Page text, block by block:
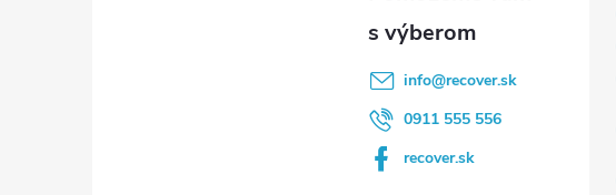
info@recover.sk
0911 555 556
recover.sk